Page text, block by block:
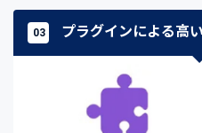
03 プラグインによる高